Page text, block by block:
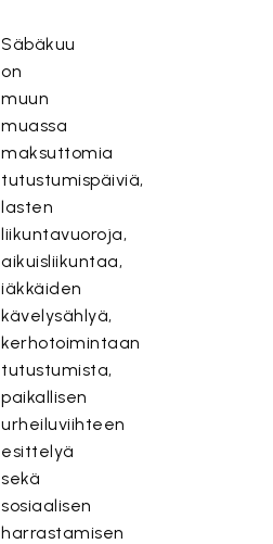
Säbäkuu
on
muun
muassa
maksuttomia
tutustumispäiviä,
lasten
liikuntavuoroja,
aikuisliikuntaa,
iäkkäiden
kävelysählyä,
kerhotoimintaan
tutustumista,
paikallisen
urheiluviihteen
esittelyä
sekä
sosiaalisen
harrastamisen